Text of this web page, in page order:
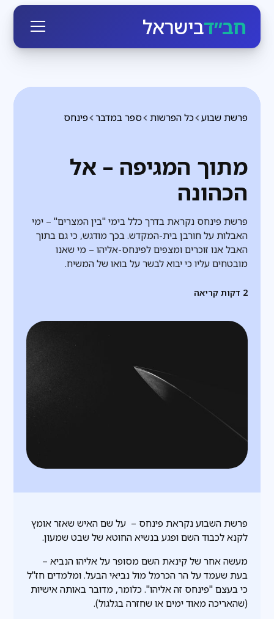
חב״דבישראל
פינחס ספר במדבר כל הפרשות פרשת שבוע
מתוך המגיפה – אל
הכהונה
פרשת פינחס נקראת בדרך כלל בימי "בין המצרים" – ימי
האבלות על חורבן בית-המקדש. בכך מודגש, כי גם בתוך
האבל אנו זוכרים ומצפים לפינחס-אליהו – מי שאנו
מובטחים עליו כי יבוא לבשר על בואו של המשיח.
2 דקות קריאה
פרשת השבוע נקראת פינחס – על שם האיש שאזר אומץ
לקנא לכבוד השם ופגע בנשיא החוטא של שבט שמעון.
מעשה אחר של קינאת השם מסופר על אליהו הנביא –
בעת שעמד על הר הכרמל מול נביאי הבעל. ומלמדים חז"ל
כי בעצם "פינחס זה אליהו". כלומר, מדובר באותה אישיות
(שהאריכה מאוד ימים או שחזרה בגלגול).